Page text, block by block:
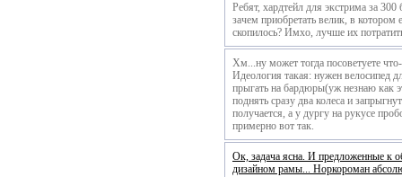
Ребят, хардтейл для экстрима за
зачем приобретать велик, в
скопилось? Имхо, лучше их
Хм...ну может тогда посоветуете
Идеология такая: нужен велосипед
прыгать на бардюры(уж незнаю как
поднять сразу два колеса и
получается, а у дургу на рукусе
примерно вот так.
Ок, задача ясна. И предложенные к
дизайном рамы... Норкороман